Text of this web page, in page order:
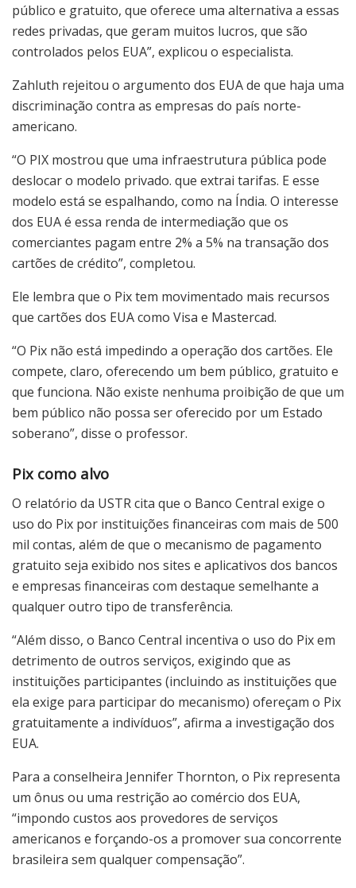
público e gratuito, que oferece uma alternativa a essas
redes privadas, que geram muitos lucros, que são
controlados pelos EUA”, explicou o especialista.
Zahluth rejeitou o argumento dos EUA de que haja uma
discriminação contra as empresas do país norte-
americano.
“O PIX mostrou que uma infraestrutura pública pode
deslocar o modelo privado. que extrai tarifas. E esse
modelo está se espalhando, como na Índia. O interesse
dos EUA é essa renda de intermediação que os
comerciantes pagam entre 2% a 5% na transação dos
cartões de crédito”, completou.
Ele lembra que o Pix tem movimentado mais recursos
que cartões dos EUA como Visa e Mastercad.
“O Pix não está impedindo a operação dos cartões. Ele
compete, claro, oferecendo um bem público, gratuito e
que funciona. Não existe nenhuma proibição de que um
bem público não possa ser oferecido por um Estado
soberano”, disse o professor.
Pix como alvo
O relatório da USTR cita que o Banco Central exige o
uso do Pix por instituições financeiras com mais de 500
mil contas, além de que o mecanismo de pagamento
gratuito seja exibido nos sites e aplicativos dos bancos
e empresas financeiras com destaque semelhante a
qualquer outro tipo de transferência.
“Além disso, o Banco Central incentiva o uso do Pix em
detrimento de outros serviços, exigindo que as
instituições participantes (incluindo as instituições que
ela exige para participar do mecanismo) ofereçam o Pix
gratuitamente a indivíduos”, afirma a investigação dos
EUA.
Para a conselheira Jennifer Thornton, o Pix representa
um ônus ou uma restrição ao comércio dos EUA,
“impondo custos aos provedores de serviços
americanos e forçando-os a promover sua concorrente
brasileira sem qualquer compensação”.